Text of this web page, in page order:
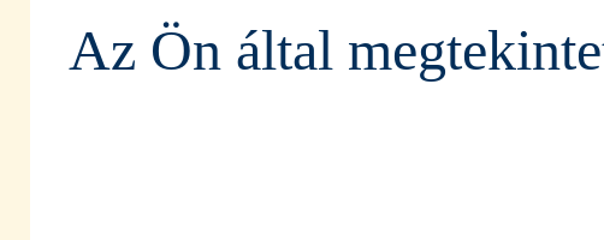
Az Ön által